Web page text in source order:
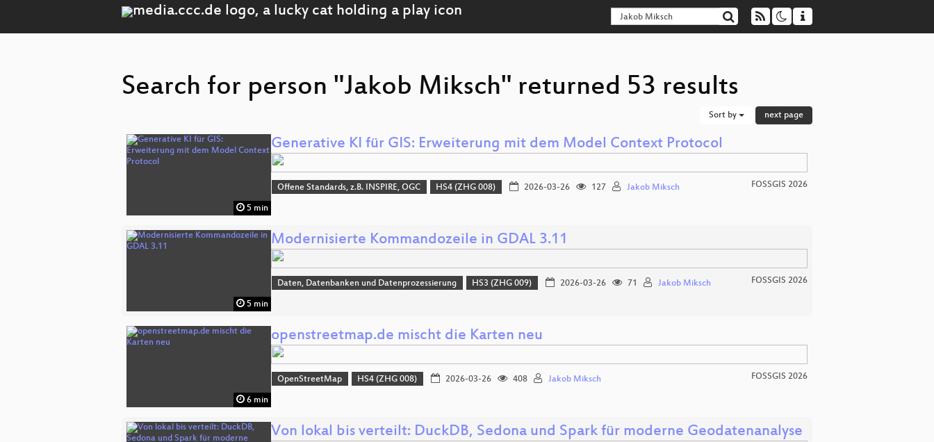
Search for person "Jakob Miksch" returned 53 results
Sort by next page
5 min
Generative KI für GIS: Erweiterung mit dem Model Context Protocol
Offene Standards, z.B. INSPIRE, OGC HS4 (ZHG 008) 2026-03-26 127 Jakob Miksch FOSSGIS 2026
5 min
Modernisierte Kommandozeile in GDAL 3.11
Daten, Datenbanken und Datenprozessierung HS3 (ZHG 009) 2026-03-26 71 Jakob Miksch FOSSGIS 2026
6 min
openstreetmap.de mischt die Karten neu
OpenStreetMap HS4 (ZHG 008) 2026-03-26 408 Jakob Miksch FOSSGIS 2026
Von lokal bis verteilt: DuckDB, Sedona und Spark für moderne Geodatenanalyse